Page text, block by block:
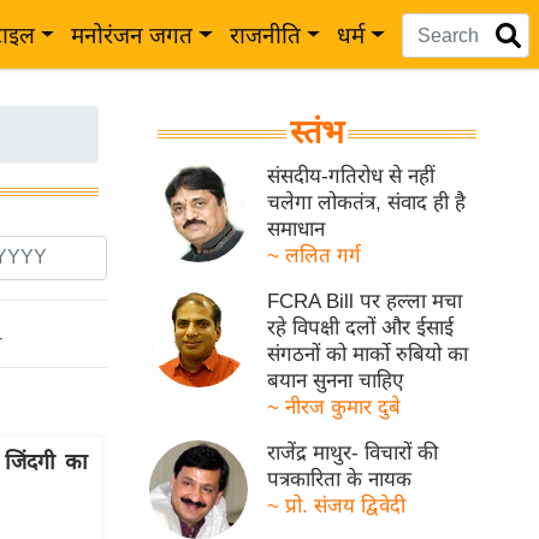
मनोरंजन जगत राजनीति धर्म
का
स्तंभ
संसदीय-गतिरोध से नहीं
चलेगा लोकतंत्र, संवाद ही है
समाधान
~ ललित गर्ग
FCRA Bill पर हल्ला मचा
रहे विपक्षी दलों और ईसाई
संगठनों को मार्को रुबियो का
बयान सुनना चाहिए
~ नीरज कुमार दुबे
राजेंद्र माथुर- विचारों की
पत्रकारिता के नायक
~ प्रो. संजय द्विवेदी